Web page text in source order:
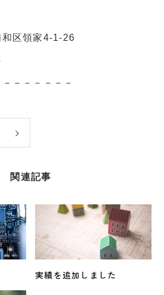
区領家4-1-26
－－－－－－
関連記事
実績を追加しました